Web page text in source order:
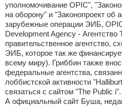
уполномочивание OPIC",
на оборону" и "Законопроект об
зарубежные операции ЭИБ,
Development Agency - Агентство
правительственное агентство,
ЭИБ, которое так же
всему миру). Гриббин также
федеральные агентства,
лоббистской активности
связаться с сайтом "The Public i".
А официальный сайт Буша,